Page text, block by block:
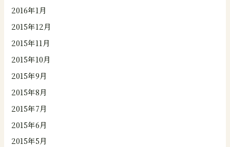
2016年1月
2015年12月
2015年11月
2015年10月
2015年9月
2015年8月
2015年7月
2015年6月
2015年5月